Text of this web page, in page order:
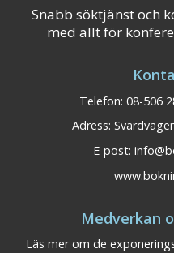
BEST
Wasa Hotel
Snabb söktjänst och
med allt för
Telefon: 08-506
Adress:
E-post:
Medverkan
Läs mer om de